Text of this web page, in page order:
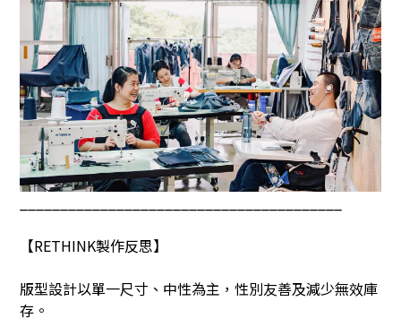
【RETHINK製作反思】
版型設計以單一尺寸、中性為主，性別友善及減少無效庫
存。